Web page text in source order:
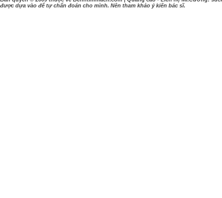
được dựa vào để tự chẩn đoán cho mình. Nên tham khảo ý kiến bác sĩ.